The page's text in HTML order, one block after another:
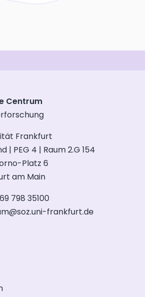
Centrum
Frankfurt
| PEG 4 | Raum 2.G 154
Platz 6
am Main
798 35100
frankfurt.de